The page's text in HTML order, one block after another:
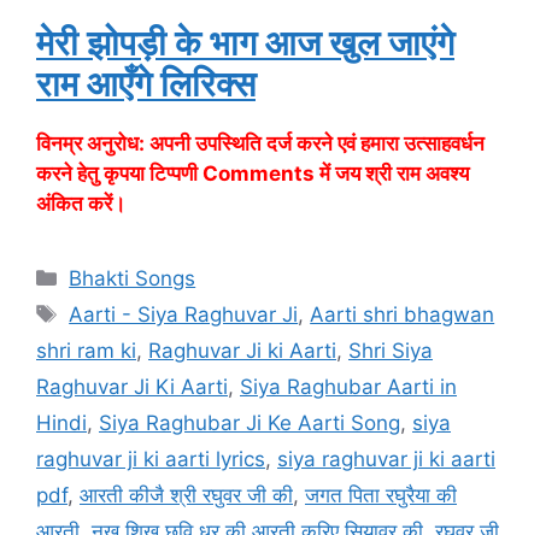
मेरी झोपड़ी के भाग आज खुल जाएंगे
राम आएँगे लिरिक्स
विनम्र अनुरोध: अपनी उपस्थिति दर्ज करने एवं हमारा उत्साहवर्धन
करने हेतु कृपया टिप्पणीComments में जय श्री राम अवश्य
अंकित करें।
Categories
Bhakti Songs
Tags
Aarti - Siya Raghuvar Ji,Aarti shri bhagwan
shri ram ki, Raghuvar Ji ki Aarti, Shri Siya
Raghuvar Ji Ki Aarti, Siya Raghubar Aarti in
Hindi, Siya Raghubar Ji Ke Aarti Song, siya
raghuvar ji ki aarti lyrics, siya raghuvar ji ki aarti
pdf, आरती कीजै श्री रघुवर जी की,जगत पिता रघुरैया की